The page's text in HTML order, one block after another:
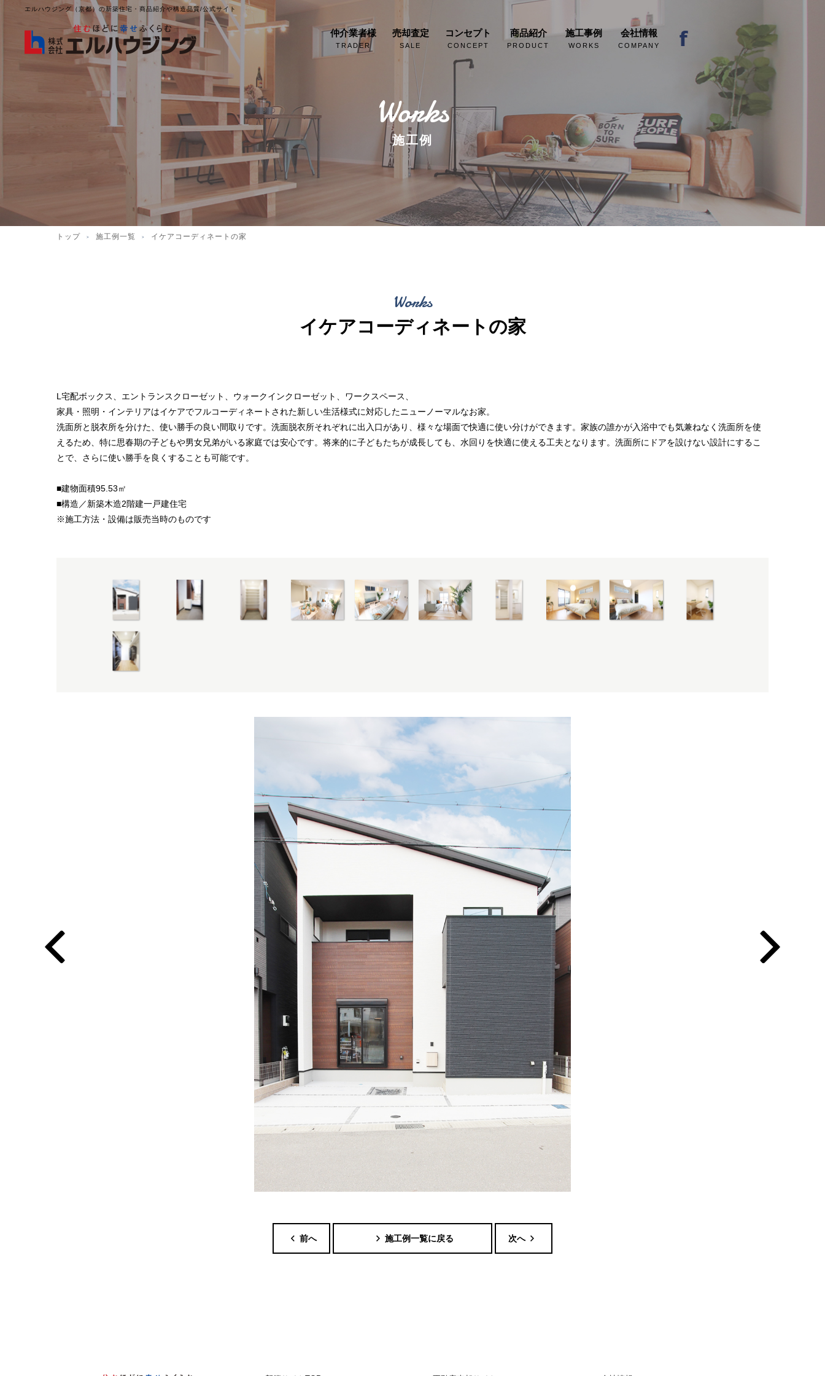
エルハウジング（京都）の新築住宅・商品紹介や構造品質/公式サイト
仲介業者様
TRADER
売却査定
SALE
コンセプト
CONCEPT
商品紹介
PRODUCT
施工事例
WORKS
会社情報
COMPANY
Works
施工例
トップ 施工例一覧 イケアコーディネートの家
Works
イケアコーディネートの家
L宅配ボックス、エントランスクローゼット、ウォークインクローゼット、ワークスペース、
家具・照明・インテリアはイケアでフルコーディネートされた新しい生活様式に対応したニューノーマルなお家。
洗面所と脱衣所を分けた、使い勝手の良い間取りです。洗面脱衣所それぞれに出入口があり、様々な場面で快適に使い分けができます。家族の誰かが入浴中でも気兼ねなく洗面所を使
えるため、特に思春期の子どもや男女兄弟がいる家庭では安心です。将来的に子どもたちが成長しても、水回りを快適に使える工夫となります。洗面所にドアを設けない設計にするこ
とで、さらに使い勝手を良くすることも可能です。
■建物面積95.53㎡
■構造／新築木造2階建一戸建住宅
※施工方法・設備は販売当時のものです
前へ 施工例一覧に戻る 次へ